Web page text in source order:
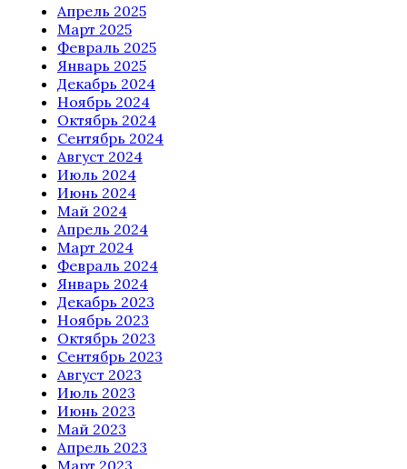
Апрель 2025
Март 2025
Февраль 2025
Январь 2025
Декабрь 2024
Ноябрь 2024
Октябрь 2024
Сентябрь 2024
Август 2024
Июль 2024
Июнь 2024
Май 2024
Апрель 2024
Март 2024
Февраль 2024
Январь 2024
Декабрь 2023
Ноябрь 2023
Октябрь 2023
Сентябрь 2023
Август 2023
Июль 2023
Июнь 2023
Май 2023
Апрель 2023